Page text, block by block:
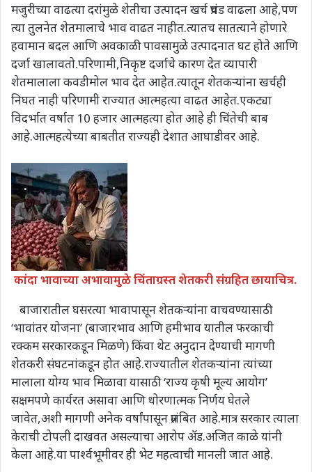
मजुरीच्या वाढत्या दरांमुळे शेतीचा उत्पादन खर्च प्रचंड वाढला आहे,पण
त्या तुलनेत शेतमालाचे भाव वाढत नाहीत.त्यातच सातत्याने होणारे
हवामान बदल आणि अवकाळी पावसामुळे उत्पादनात घट होते आणि
दर्जा खालावतो.परिणामी,निकृष्ट दर्जाचे कारण देत व्यापारी
शेतमालाला कवडीमोल भाव देत आहेत.त्यातून शेतकऱ्यांना खर्चही
निघत नाही परिणामी राज्यात आत्महत्या वाढत आहेत.एकट्या
विदर्भात वर्षात 10 हजार आत्महत्या होत आहे ही चिंतेची बाब
आहे.आत्महत्येच्या बाबतीत राज्यही देशात आघाडीवर आहे.
कांदा भावाच्या अभावामुळे चिंताग्रस्त शेतकरी संग्रहित छायाचित्र.
बाजारातील घसरत्या भावापासून शेतकऱ्यांना वाचवण्यासाठी
‘भावांतर योजना’ (बाजारभाव आणि हमीभाव यातील फरकाची
रक्कम सरकारकडून मिळणे) किंवा थेट अनुदान देण्याची मागणी
शेतकरी संघटनांकडून होत आहे.राज्यातील शेतकऱ्यांना त्यांच्या
मालाला योग्य भाव मिळावा यासाठी ‘राज्य कृषी मूल्य आयोग’
सक्षमपणे कार्यरत असावा आणि धोरणात्मक निर्णय घेतले
जावेत,अशी मागणी अनेक वर्षांपासून प्रलंबित आहे.मात्र सरकार त्याला
केराची टोपली दाखवत असल्याचा आरोप ॲड.अजित काळे यांनी
केला आहे.या पार्श्वभूमीवर ही भेट महत्वाची मानली जात आहे.